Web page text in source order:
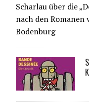
Scharlau über die
nach den Romanen
Bodenburg